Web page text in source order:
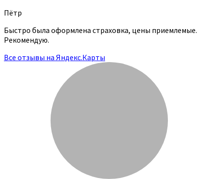
Пётр
Быстро была оформлена страховка, цены приемлемые.
Рекомендую.
Все отзывы на Яндекс.Карты